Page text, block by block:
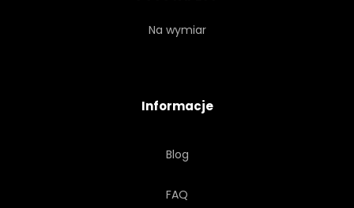
Na wymiar
Informacje
Blog
FAQ